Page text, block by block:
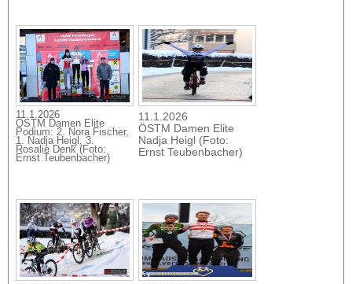
11.1.2026
ÖSTM Damen Elite
Podium: 2. Nora Fischer,
1. Nadja Heigl, 3.
Rosalie Denk (Foto:
Ernst Teubenbacher)
11.1.2026
ÖSTM Damen Elite
Nadja Heigl (Foto:
Ernst Teubenbacher)